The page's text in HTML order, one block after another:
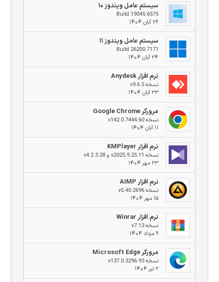
سیستم عامل ویندوز ۱۰
Build 19045.6575
۲۶ آبان ۱۴۰۴
سیستم عامل ویندوز ۱۱
Build 26200.7171
۲۴ آبان ۱۴۰۴
نرم افزار Anydesk
نسخه v9.6.5
۲۳ آبان ۱۴۰۴
مرورگر Google Chrome
نسخه v142.0.7444.60
۱۱ آبان ۱۴۰۴
نرم افزار KMPlayer
نسخه v2025.9.25.11 و v4.2.3.28
۲۳ مهر ۱۴۰۴
نرم افزار AIMP
نسخه v5.40.2696
۱۵ مهر ۱۴۰۴
نرم افزار Winrar
نسخه v7.13
۹ مرداد ۱۴۰۴
مرورگر Microsoft Edge
نسخه v137.0.3296.93
۲ تیر ۱۴۰۴